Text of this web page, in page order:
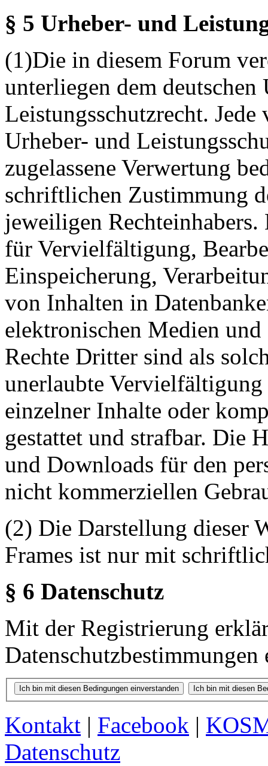
§ 5 Urheber- und
(1)Die in diesem Forum
unterliegen dem deutschen
Leistungsschutzrecht. Jede
Urheber- und
zugelassene Verwertung
schriftlichen Zustimmung
jeweiligen
für Vervielfältigung,
Einspeicherung,
von Inhalten in
elektronischen Medien
Rechte Dritter sind als
unerlaubte Vervielfältigung
einzelner Inhalte oder
gestattet und strafbar. Die
und Downloads für den
nicht kommerziellen
(2) Die Darstellung dieser
Frames ist nur mit
§ 6 Datenschutz
Mit der Registrierung
Datenschutzbestimmungen
Kontakt | Facebook |
Datenschutz